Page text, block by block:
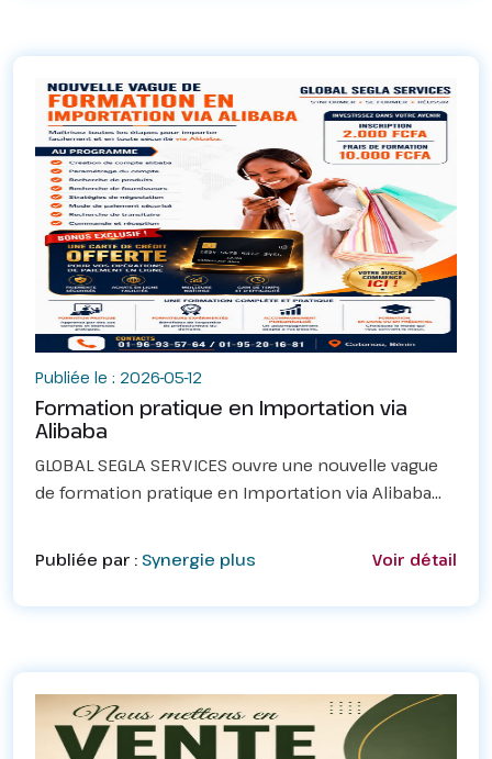
Publiée le : 2026-05-12
Formation pratique en Importation via
Alibaba
GLOBAL SEGLA SERVICES ouvre une nouvelle vague
de formation pratique en Importation via Alibaba
Alibaba✅ Recherche de produits gagnants✅
Recherche de fournis...
Publiée par : Synergie plus Voir détail